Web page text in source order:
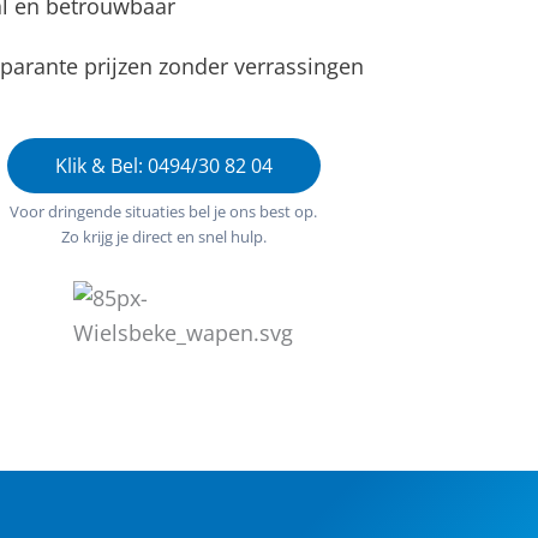
en betrouwbaar
prijzen zonder verrassingen
Klik & Bel: 0494/30 82 04
Voor dringende situaties bel je ons best op.
Zo krijg je direct en snel hulp.